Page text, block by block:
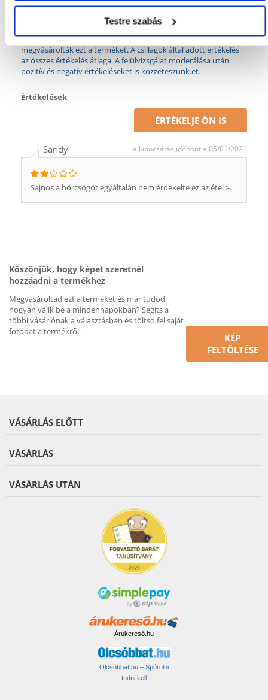
Testre szabás
Mi a termék értékelési szabályzat?
Csak regisztrált FERA.HU vásárlók írhatnak véleményt, akik
megvásárolták ezt a terméket. A csillagok által adott értékelés
az összes értékelés átlaga. A felülvizsgálat moderálása után
pozitív és negatív értékeléseket is közzéteszünk.et.
Értékelések
ÉRTÉKELJE ÖN IS
Sandy a kibocsátás időpontja 05/01/2021
Sajnos a hörcsögöt egyáltalán nem érdekelte ez az étel :-.
Köszönjük, hogy képet szeretnél
hozzáadni a termékhez
Megvásároltad ezt a terméket és már tudod,
hogyan válik be a mindennapokban? Segíts a
többi vásárlónak a választásban és töltsd fel saját
fotódat a termékről.
KÉP
FELTÖLTÉSE
VÁSÁRLÁS ELŐTT
VÁSÁRLÁS
VÁSÁRLÁS UTÁN
Árukereső.hu
Olcsóbbat.hu – Spórolni
tudni kell